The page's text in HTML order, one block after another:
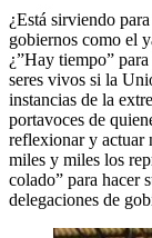
¿Está sirviendo
gobiernos como el
¿”Hay tiempo”
seres vivos si la
instancias de la
portavoces de
reflexionar y actuar
miles y miles los
colado” para hacer
delegaciones de